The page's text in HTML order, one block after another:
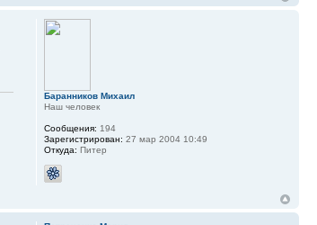
Баранников Михаил
Наш человек
Сообщения: 194
Зарегистрирован: 27 мар 2004 10:49
Откуда: Питер